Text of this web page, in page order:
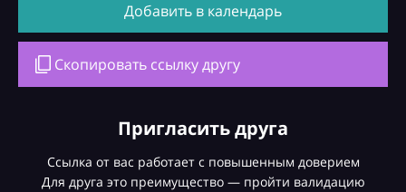
Добавить в календарь
Скопировать ссылку другу
Пригласить друга
Ссылка от вас работает с повышенным доверием
Для друга это преимущество — пройти валидацию